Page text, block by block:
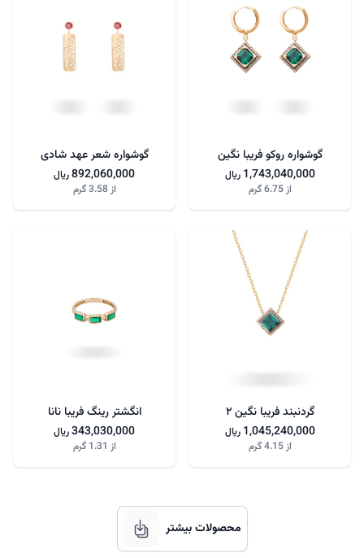
گوشواره روکو فریبا نگین
1,743,040,000 ریال
از6.75 گرم
گوشواره شعر عهد شادی
892,060,000ریال
از3.58 گرم
گردنبند فریبا نگین ۲
1,045,240,000 ریال
از4.15 گرم
انگشتر رینگ فریبا نانا
343,030,000ریال
از 1.31 گرم
محصولات بیشتر